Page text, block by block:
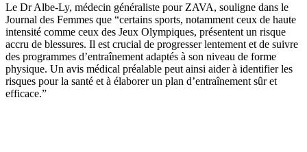
Le Dr Albe-Ly, médecin généraliste pour ZAVA, souligne dans le
Journal des Femmes que “certains sports, notamment ceux de haute
intensité comme ceux des Jeux Olympiques, présentent un risque
accru de blessures. Il est crucial de progresser lentement et de suivre
des programmes d’entraînement adaptés à son niveau de forme
physique. Un avis médical préalable peut ainsi aider à identifier les
risques pour la santé et à élaborer un plan d’entraînement sûr et
efficace.”